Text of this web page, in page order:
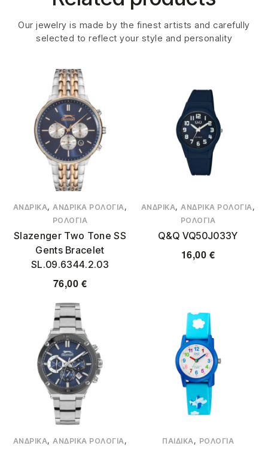
Our jewelry is made by the finest artists and carefully
selected to reflect your style and personality
ΑΝΔΡΙΚΆ,ΑΝΔΡΙΚΆ ΡΟΛΌΓΙΑ,
ΡΟΛΌΓΙΑ
Slazenger Two Tone SS
Gents Bracelet
SL.09.6344.2.03
76,00 €
ΑΝΔΡΙΚΆ,ΑΝΔΡΙΚΆ ΡΟΛΌΓΙΑ,
ΡΟΛΌΓΙΑ
Q&Q VQ50J033Y
16,00 €
ΑΝΔΡΙΚΆ,ΑΝΔΡΙΚΆ ΡΟΛΌΓΙΑ, ΠΑΙΔΙΚΆ, ΡΟΛΌΓΙΑ